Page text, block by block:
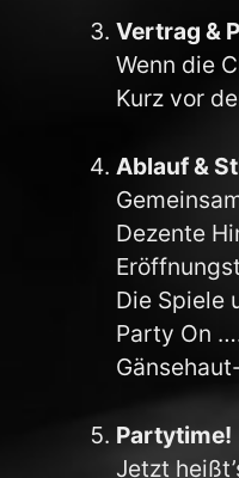
Vertrag &
Wenn die
Kurz vor
Ablauf &
Dezente
Die Spiele
Party On
Partytime!
Jetzt